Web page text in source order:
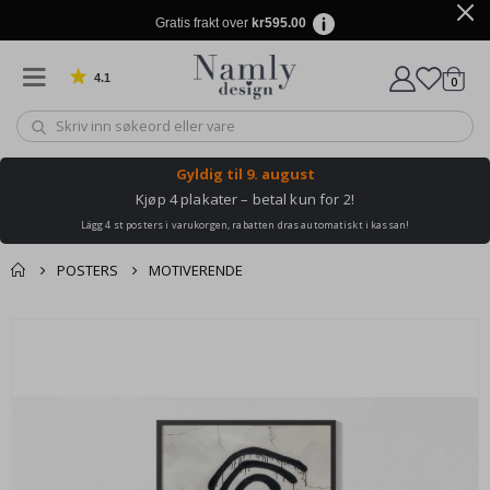
Gratis frakt over kr595.00
4.1 Basert på 1024 stemmer 0varer
Gyldig til 9. august
Kjøp 4 plakater – betal kun for 2!
Lägg 4 st posters i varukorgen, rabatten dras automatiskt i kassan!
POSTERS MOTIVERENDE